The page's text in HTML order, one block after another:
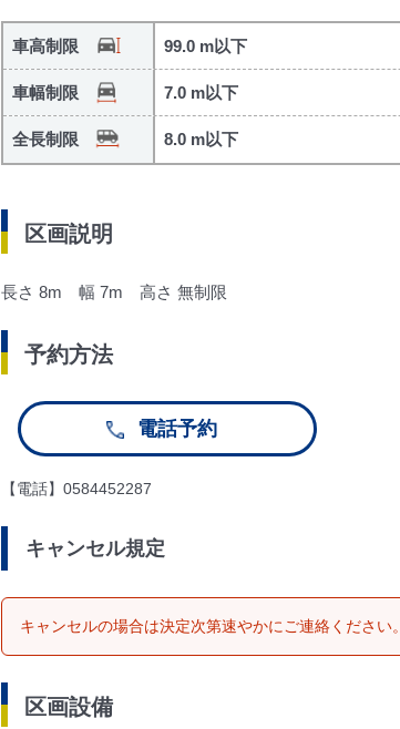
車高制限 99.0 m以下
車幅制限 7.0 m以下
全長制限 8.0 m以下
区画説明
長さ 8m 幅 7m 高さ 無制限
予約方法
電話予約
【電話】0584452287
キャンセル規定
キャンセルの場合は決定次第速やかにご連絡ください。
区画設備